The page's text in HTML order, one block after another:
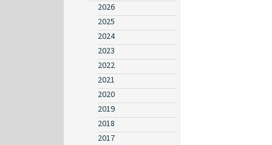
2026
2025
2024
2023
2022
2021
2020
2019
2018
2017